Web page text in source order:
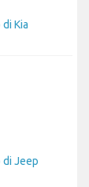
Kia
Jeep